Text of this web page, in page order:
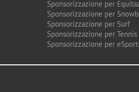
Sponsorizzazione per
Sponsorizzazione per
Sponsorizzazione per Surf
Sponsorizzazione per Tennis
Sponsorizzazione per